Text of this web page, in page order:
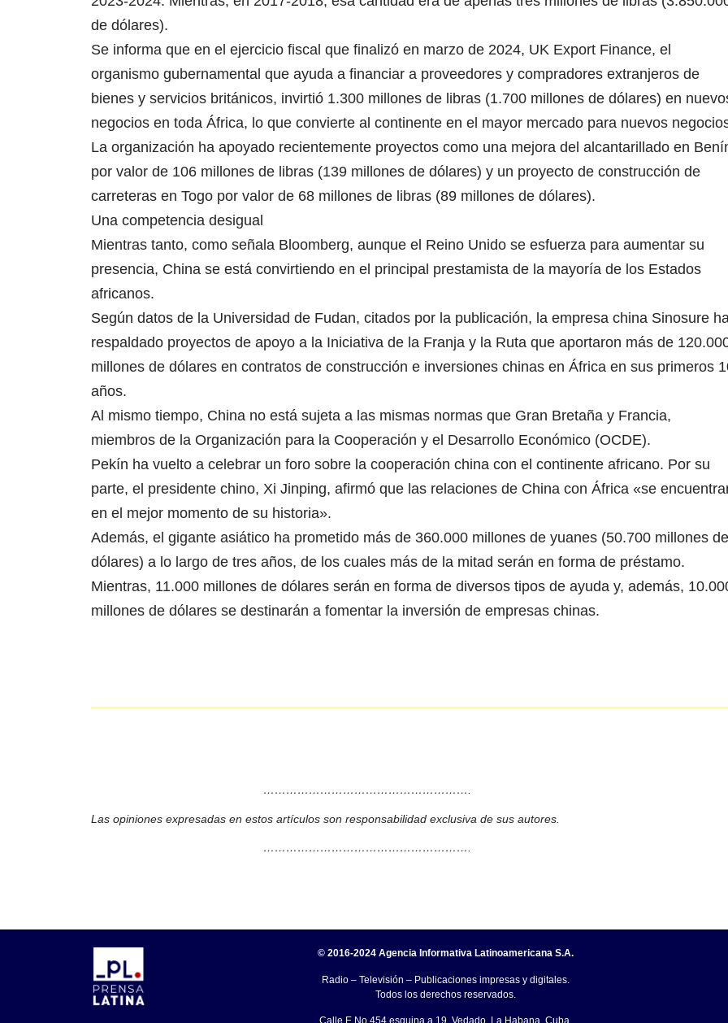
de dólares).
Se informa que en el ejercicio fiscal que finalizó en marzo de 2024, UK Export Finance, el
organismo gubernamental que ayuda a financiar a proveedores y compradores extranjeros de
bienes y servicios británicos, invirtió 1.300 millones de libras (1.700 millones de dólares) en
negocios en toda África, lo que convierte al continente en el mayor mercado para nuevos
La organización ha apoyado recientemente proyectos como una mejora del alcantarillado en
por valor de 106 millones de libras (139 millones de dólares) y un proyecto de construcción de
carreteras en Togo por valor de 68 millones de libras (89 millones de dólares).
Una competencia desigual
Mientras tanto, como señala Bloomberg, aunque el Reino Unido se esfuerza para aumentar su
presencia, China se está convirtiendo en el principal prestamista de la mayoría de los Estados
africanos.
Según datos de la Universidad de Fudan, citados por la publicación, la empresa china Sinosure ha
respaldado proyectos de apoyo a la Iniciativa de la Franja y la Ruta que aportaron más de
millones de dólares en contratos de construcción e inversiones chinas en África en sus primeros
años.
Al mismo tiempo, China no está sujeta a las mismas normas que Gran Bretaña y Francia,
miembros de la Organización para la Cooperación y el Desarrollo Económico (OCDE).
Pekín ha vuelto a celebrar un foro sobre la cooperación china con el continente africano. Por su
parte, el presidente chino, Xi Jinping, afirmó que las relaciones de China con África «se
en el mejor momento de su historia».
Además, el gigante asiático ha prometido más de 360.000 millones de yuanes (50.700 millones de
dólares) a lo largo de tres años, de los cuales más de la mitad serán en forma de préstamo.
Mientras, 11.000 millones de dólares serán en forma de diversos tipos de ayuda y, además,
millones de dólares se destinarán a fomentar la inversión de empresas chinas.
……………………………………………….
Las opiniones expresadas en estos artículos son responsabilidad exclusiva de sus autores.
……………………………………………….
© 2016-2024 Agencia Informativa Latinoamericana S.A.
Radio – Televisión – Publicaciones impresas y digitales.
Todos los derechos reservados.
Calle E No.454 esquina a 19, Vedado, La Habana, Cuba.